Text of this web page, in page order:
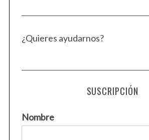
¿Quieres ayudarnos?
SUSCRIPCIÓN
Nombre